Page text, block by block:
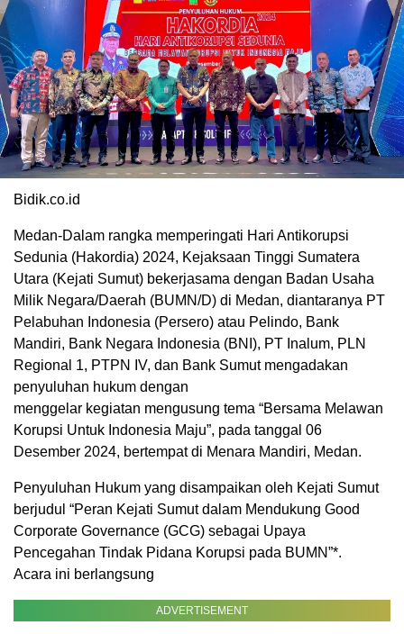
Bidik.co.id
Medan-Dalam rangka memperingati Hari Antikorupsi
Sedunia (Hakordia) 2024, Kejaksaan Tinggi Sumatera
Utara (Kejati Sumut) bekerjasama dengan Badan Usaha
Milik Negara/Daerah (BUMN/D) di Medan, diantaranya PT
Pelabuhan Indonesia (Persero) atau Pelindo, Bank
Mandiri, Bank Negara Indonesia (BNI), PT Inalum, PLN
Regional 1, PTPN IV, dan Bank Sumut mengadakan
penyuluhan hukum dengan
menggelar kegiatan mengusung tema “Bersama Melawan
Korupsi Untuk Indonesia Maju”, pada tanggal 06
Desember 2024, bertempat di Menara Mandiri, Medan.
Penyuluhan Hukum yang disampaikan oleh Kejati Sumut
berjudul “Peran Kejati Sumut dalam Mendukung Good
Corporate Governance (GCG) sebagai Upaya
Pencegahan Tindak Pidana Korupsi pada BUMN”*.
Acara ini berlangsung
ADVERTISEMENT